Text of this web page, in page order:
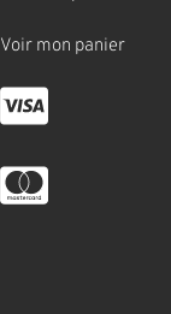
Voir mon panier